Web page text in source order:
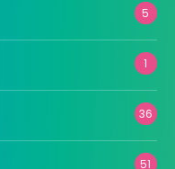
5
1
36
51